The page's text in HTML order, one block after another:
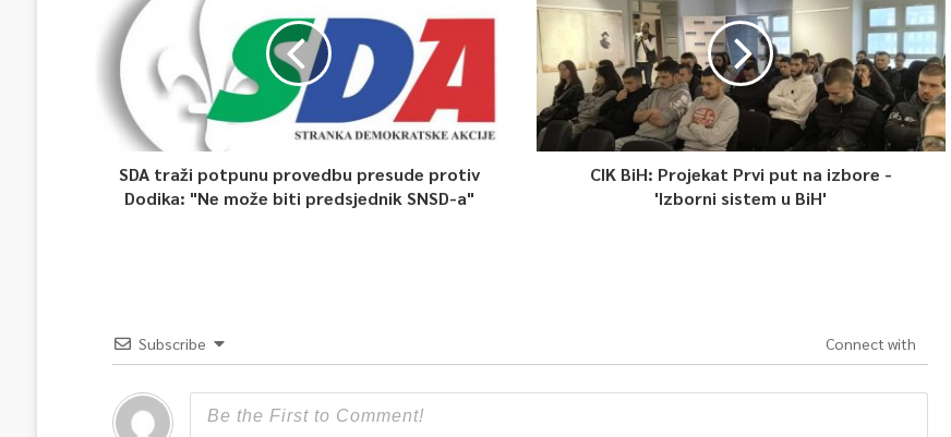
SDA traži potpunu provedbu presude protiv
Dodika: "Ne može biti predsjednik SNSD-a"
CIK BiH: Projekat Prvi put na izbore -
'Izborni sistem u BiH'
Subscribe Connect with